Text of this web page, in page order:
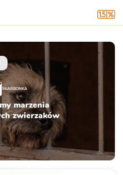
SKARBONKA
marzenia
zwierzaków